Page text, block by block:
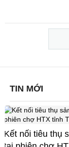
TIN MỚI
Kết nối tiêu thụ